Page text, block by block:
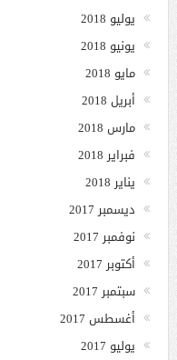
يوليو 2018
يونيو 2018
مايو 2018
أبريل 2018
مارس 2018
فبراير 2018
يناير 2018
ديسمبر 2017
نوفمبر 2017
أكتوبر 2017
سبتمبر 2017
أغسطس 2017
يوليو 2017